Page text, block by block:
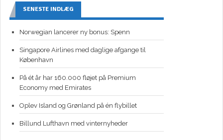
SENESTE INDLÆG
Norwegian lancerer ny bonus: Spenn
Singapore Airlines med daglige afgange til
København
På ét år har 160.000 fløjet på Premium
Economy med Emirates
Oplev Island og Grønland på én flybillet
Billund Lufthavn med vinternyheder